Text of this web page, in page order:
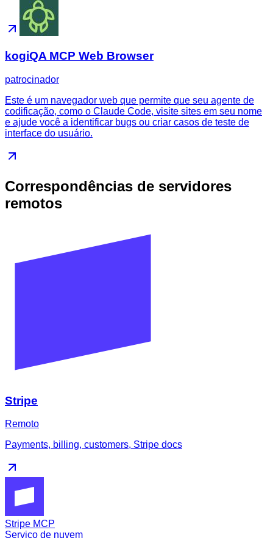
kogiQA MCP Web Browser
patrocinador
Este é um navegador web que permite que seu agente de
codificação, como o Claude Code, visite sites em seu nome
e ajude você a identificar bugs ou criar casos de teste de
interface do usuário.
Correspondências de servidores
remotos
Stripe
Remoto
Payments, billing, customers, Stripe docs
Stripe MCP
Serviço de nuvem